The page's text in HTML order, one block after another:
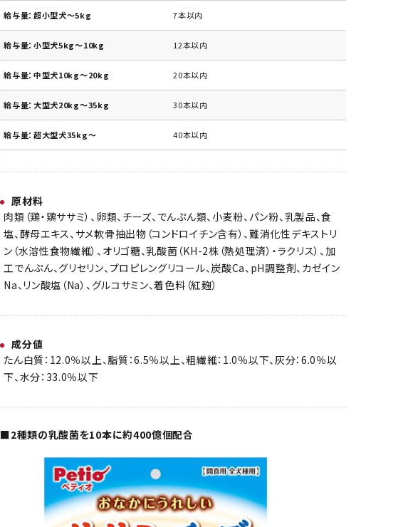
給与量：超小型犬～5kg 7本以内
給与量：小型犬5kg～10kg 12本以内
給与量：中型犬10kg～20kg 20本以内
給与量：大型犬20kg～35kg 30本以内
給与量：超大型犬35kg～ 40本以内
原材料
肉類（鶏・鶏ササミ）、卵類、チーズ、でんぷん類、小麦粉、パン粉、乳製品、食
塩、酵母エキス、サメ軟骨抽出物（コンドロイチン含有）、難消化性デキストリ
ン（水溶性食物繊維）、オリゴ糖、乳酸菌（KH-2株（熱処理済）・ラクリス）、加
工でんぷん、グリセリン、プロピレングリコール、炭酸Ca、pH調整剤、カゼイン
Na、リン酸塩（Na）、グルコサミン、着色料（紅麹）
成分値
たん白質：12.0％以上、脂質：6.5％以上、粗繊維：1.0％以下、灰分：6.0％以
下、水分：33.0％以下
■2種類の乳酸菌を10本に約400億個配合